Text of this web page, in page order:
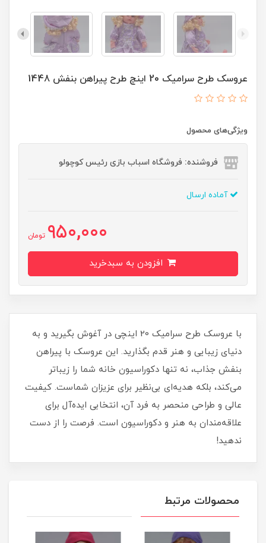
عروسک طرح سرامیک 20 اینچ طرح پیراهن بنفش 1448
ویژگی‌های محصول
فروشنده: فروشگاه اسباب بازی رئیس کوچولو
آماده ارسال
950,000 تومان
با عروسک طرح سرامیک 20 اینچی در آغوش بگیرید و به
دنیای زیبایی و هنر قدم بگذارید. این عروسک با پیراهن
بنفش جذاب، نه تنها دکوراسیون خانه شما را زیباتر
می‌کند، بلکه هدیه‌ای بی‌نظیر برای عزیزان شماست. کیفیت
عالی و طراحی منحصر به فرد آن، انتخابی ایده‌آل برای
علاقه‌مندان به هنر و دکوراسیون است. فرصت را از دست
ندهید!
محصولات مرتبط